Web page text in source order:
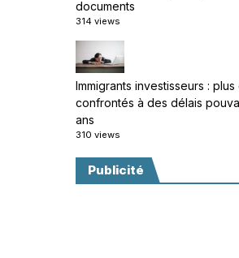
documents
314 views
Immigrants investisseurs :
confrontés à des délais
ans
310 views
Publicité